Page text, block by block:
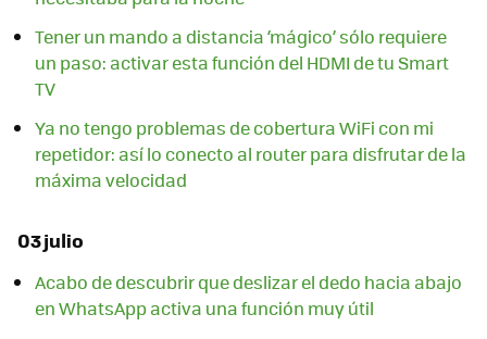
Tener un mando a distancia ‘mágico’ sólo requiere
un paso: activar esta función del HDMI de tu Smart
TV
Ya no tengo problemas de cobertura WiFi con mi
repetidor: así lo conecto al router para disfrutar de la
máxima velocidad
03 julio
Acabo de descubrir que deslizar el dedo hacia abajo
en WhatsApp activa una función muy útil